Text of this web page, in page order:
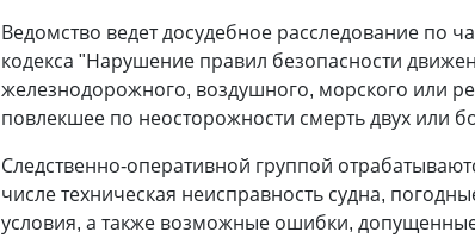
Ведомство ведет досудебное расследование по
кодекса "Нарушение правил безопасности
железнодорожного, воздушного, морского или
повлекшее по неосторожности смерть двух или
Следственно-оперативной группой
числе техническая неисправность судна,
условия, а также возможные ошибки,